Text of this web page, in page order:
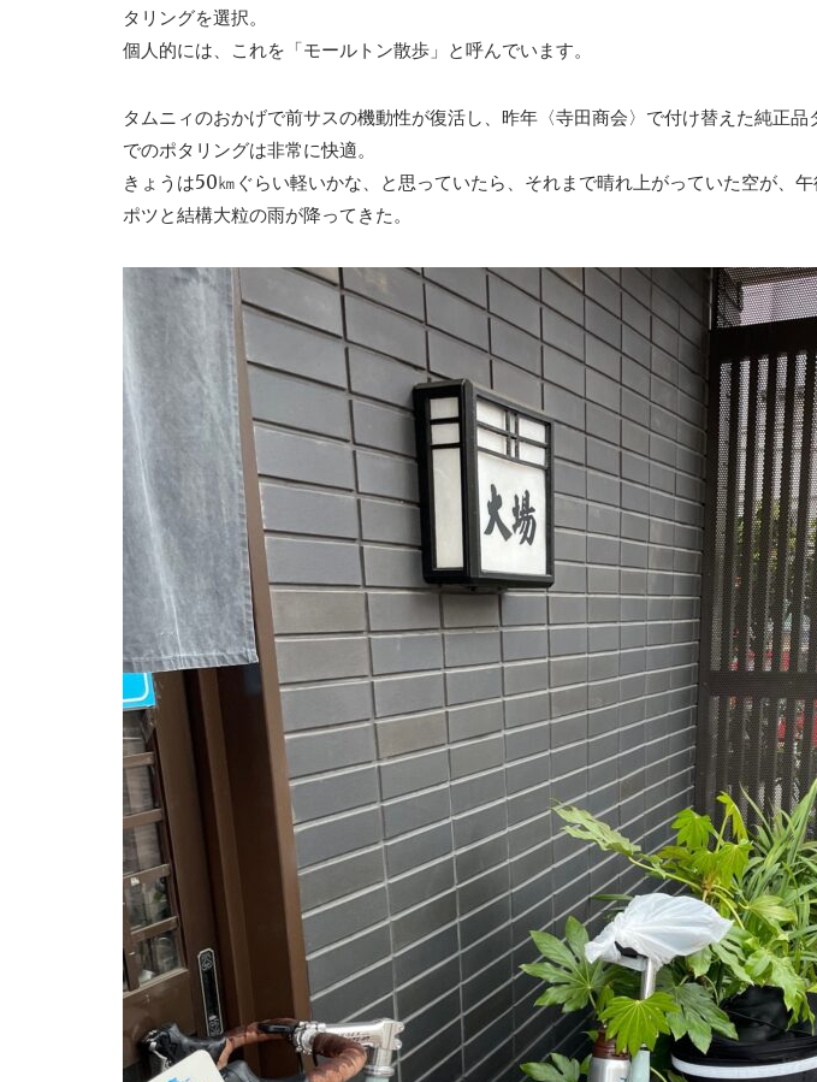
タリングを選択。
個人的には、これを「モールトン散歩」と呼んでいます。
タムニィのおかげで前サスの機動性が復活し、昨年〈寺田商会〉で付け替えた純正
でのポタリングは非常に快適。
きょうは50㎞ぐらい軽いかな、と思っていたら、それまで晴れ上がっていた空が、
ポツと結構大粒の雨が降ってきた。